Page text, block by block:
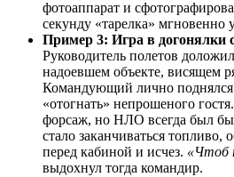
фотоаппарат и
секунду «тарелка» мгновенно
Пример 3: Игра в
Руководитель полетов
надоевшем объекте, висящем
Командующий лично поднялся
«отогнать» непрошеного
форсаж, но НЛО всегда был
стало заканчиваться топливо,
перед кабиной и исчез. «Чтоб
выдохнул тогда командир.